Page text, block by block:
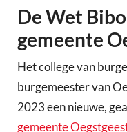
De Wet
gemeente
Het college van
burgemeester van
2023 een nieuwe,
gemeente